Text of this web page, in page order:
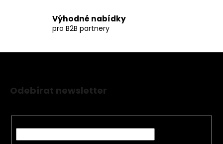
Výhodné nabídky
pro B2B partnery
Odebírat newsletter